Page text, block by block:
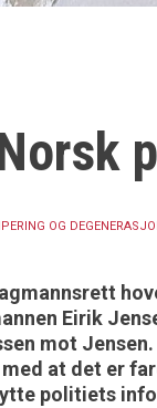
OG
Eirik
mot
at det er
politiets